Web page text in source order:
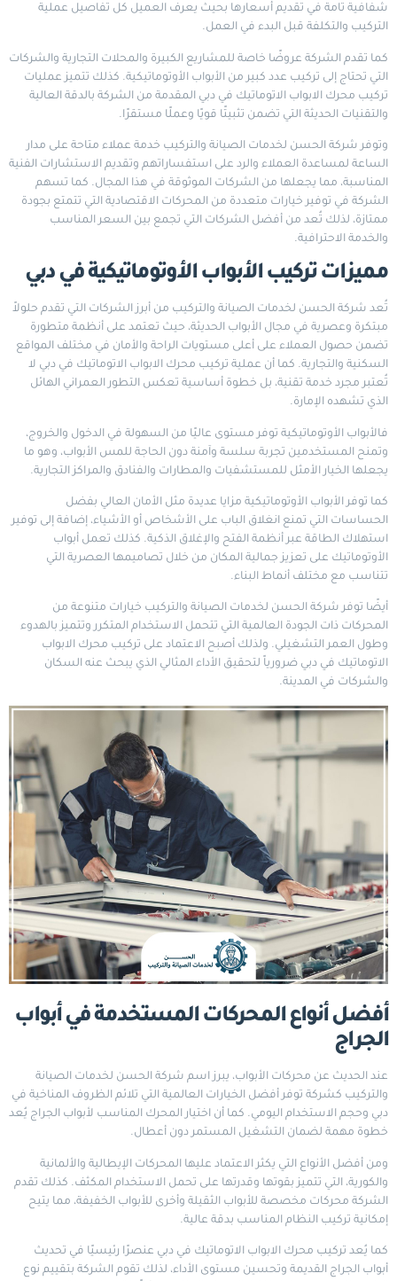
شفافية تامة في تقديم أسعارها بحيث يعرف العميل كل تفاصيل عملية
التركيب والتكلفة قبل البدء في العمل.
كما تقدم الشركة عروضًا خاصة للمشاريع الكبيرة والمحلات التجارية والشركات
التي تحتاج إلى تركيب عدد كبير من الأبواب الأوتوماتيكية. كذلك تتميز عمليات
تركيب محرك الابواب الاتوماتيك في دبي المقدمة من الشركة بالدقة العالية
والتقنيات الحديثة التي تضمن تثبيتًا قويًا وعملًا مستقرًا.
وتوفر شركة الحسن لخدمات الصيانة والتركيب خدمة عملاء متاحة على مدار
الساعة لمساعدة العملاء والرد على استفساراتهم وتقديم الاستشارات الفنية
المناسبة، مما يجعلها من الشركات الموثوقة في هذا المجال. كما تسهم
الشركة في توفير خيارات متعددة من المحركات الاقتصادية التي تتمتع بجودة
ممتازة، لذلك تُعد من أفضل الشركات التي تجمع بين السعر المناسب
والخدمة الاحترافية.
مميزات تركيب الأبواب الأوتوماتيكية في دبي
تُعد شركة الحسن لخدمات الصيانة والتركيب من أبرز الشركات التي تقدم حلولاً
مبتكرة وعصرية في مجال الأبواب الحديثة، حيث تعتمد على أنظمة متطورة
تضمن حصول العملاء على أعلى مستويات الراحة والأمان في مختلف المواقع
السكنية والتجارية. كما أن عملية تركيب محرك الابواب الاتوماتيك في دبي لا
تُعتبر مجرد خدمة تقنية، بل خطوة أساسية تعكس التطور العمراني الهائل
الذي تشهده الإمارة.
فالأبواب الأوتوماتيكية توفر مستوى عاليًا من السهولة في الدخول والخروج،
وتمنح المستخدمين تجربة سلسة وآمنة دون الحاجة للمس الأبواب، وهو ما
يجعلها الخيار الأمثل للمستشفيات والمطارات والفنادق والمراكز التجارية.
كما توفر الأبواب الأوتوماتيكية مزايا عديدة مثل الأمان العالي بفضل
الحساسات التي تمنع انغلاق الباب على الأشخاص أو الأشياء، إضافة إلى توفير
استهلاك الطاقة عبر أنظمة الفتح والإغلاق الذكية. كذلك تعمل أبواب
الأوتوماتيك على تعزيز جمالية المكان من خلال تصاميمها العصرية التي
تتناسب مع مختلف أنماط البناء.
أيضًا توفر شركة الحسن لخدمات الصيانة والتركيب خيارات متنوعة من
المحركات ذات الجودة العالمية التي تتحمل الاستخدام المتكرر وتتميز بالهدوء
وطول العمر التشغيلي. ولذلك أصبح الاعتماد على تركيب محرك الابواب
الاتوماتيك في دبي ضرورياً لتحقيق الأداء المثالي الذي يبحث عنه السكان
والشركات في المدينة.
أفضل أنواع المحركات المستخدمة في أبواب
الجراج
عند الحديث عن محركات الأبواب، يبرز اسم شركة الحسن لخدمات الصيانة
والتركيب كشركة توفر أفضل الخيارات العالمية التي تلائم الظروف المناخية في
دبي وحجم الاستخدام اليومي. كما أن اختيار المحرك المناسب لأبواب الجراج يُعد
خطوة مهمة لضمان التشغيل المستمر دون أعطال.
ومن أفضل الأنواع التي يكثر الاعتماد عليها المحركات الإيطالية والألمانية
والكورية، التي تتميز بقوتها وقدرتها على تحمل الاستخدام المكثف. كذلك تقدم
الشركة محركات مخصصة للأبواب الثقيلة وأخرى للأبواب الخفيفة، مما يتيح
إمكانية تركيب النظام المناسب بدقة عالية.
كما يُعد تركيب محرك الابواب الاتوماتيك في دبي عنصرًا رئيسيًا في تحديث
أبواب الجراج القديمة وتحسين مستوى الأداء، لذلك تقوم الشركة بتقييم نوع